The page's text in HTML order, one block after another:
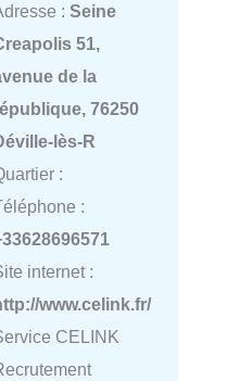
: Seine
51,
de la
76250
lès-R
:
:
internet :
www.celink.fr/
CELINK